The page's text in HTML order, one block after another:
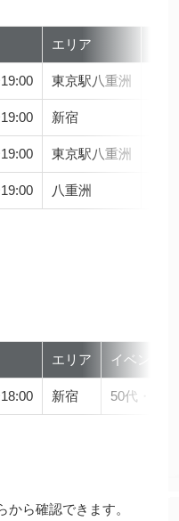
エリア
東京駅八重洲
新宿
東京駅八重洲
八重洲
エリア イベント
新宿 50代・60
ら確認できます。